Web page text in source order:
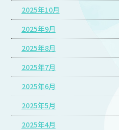
2025年10月
2025年9月
2025年8月
2025年7月
2025年6月
2025年5月
2025年4月